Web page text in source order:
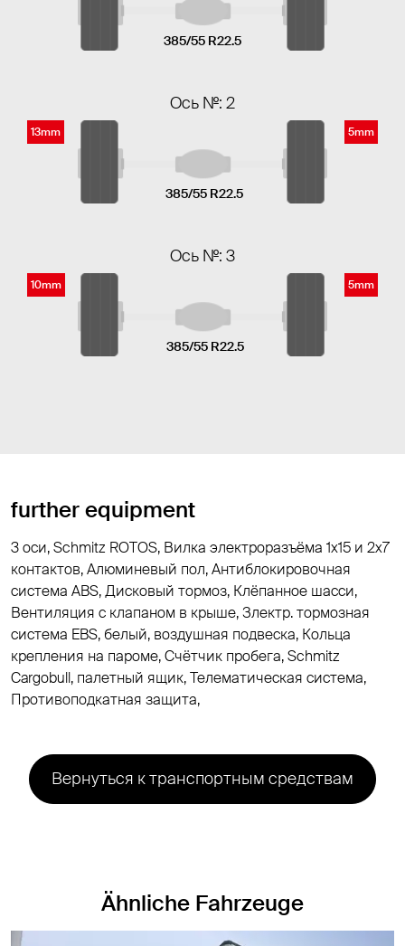
385/55 R22.5
Ось №: 2
13mm
385/55 R22.5
5mm
Ось №: 3
10mm
385/55 R22.5
5mm
further equipment
3 оси, Schmitz ROTOS, Вилка электроразъёма 1х15 и 2x7
контактов, Алюминевый пол, Антиблокировочная
система ABS, Дисковый тормоз, Клёпанное шасси,
Вентиляция с клапаном в крыше, Злектр. тормозная
система EBS, белый, воздушная подвеска, Кольца
крепления на пароме, Cчётчик пробега, Schmitz
Cargobull, палетный ящик, Телематическая система,
Противоподкатная защита,
Вернуться к транспортным средствам
Ähnliche Fahrzeuge